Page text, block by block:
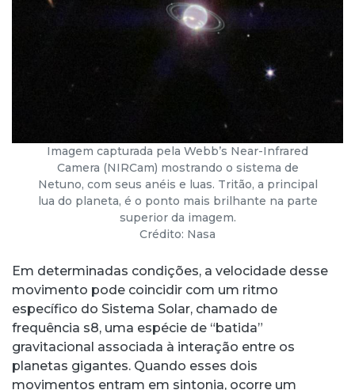
Imagem capturada pela Webb’s Near-Infrared
Camera (NIRCam) mostrando o sistema de
Netuno, com seus anéis e luas. Tritão, a principal
lua do planeta, é o ponto mais brilhante na parte
superior da imagem.
Crédito: Nasa
Em determinadas condições, a velocidade desse
movimento pode coincidir com um ritmo
específico do Sistema Solar, chamado de
frequência s8, uma espécie de “batida”
gravitacional associada à interação entre os
planetas gigantes. Quando esses dois
movimentos entram em sintonia, ocorre um